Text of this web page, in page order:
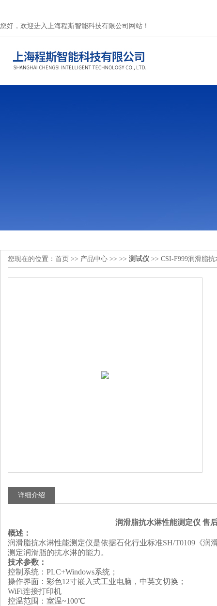
您好，欢迎进入上海程斯智能科技有限公司网站！
您现在的位置： 首页 >> 产品中心 >> >> 测试仪 >> CSI-F999润滑脂
详细介绍
润滑脂抗水淋性能测定仪 售
概述 ：
润滑脂抗水淋性能测定仪是依据石化行业标准SH/T0109《
测定润滑脂的抗水淋的能力。
技术参数 ：
控制系统：PLC+Windows系统；
操作界面：彩色12寸嵌入式工业电脑，中英文切换；
WiFi连接打印机
控温范围 ： 室温~100℃